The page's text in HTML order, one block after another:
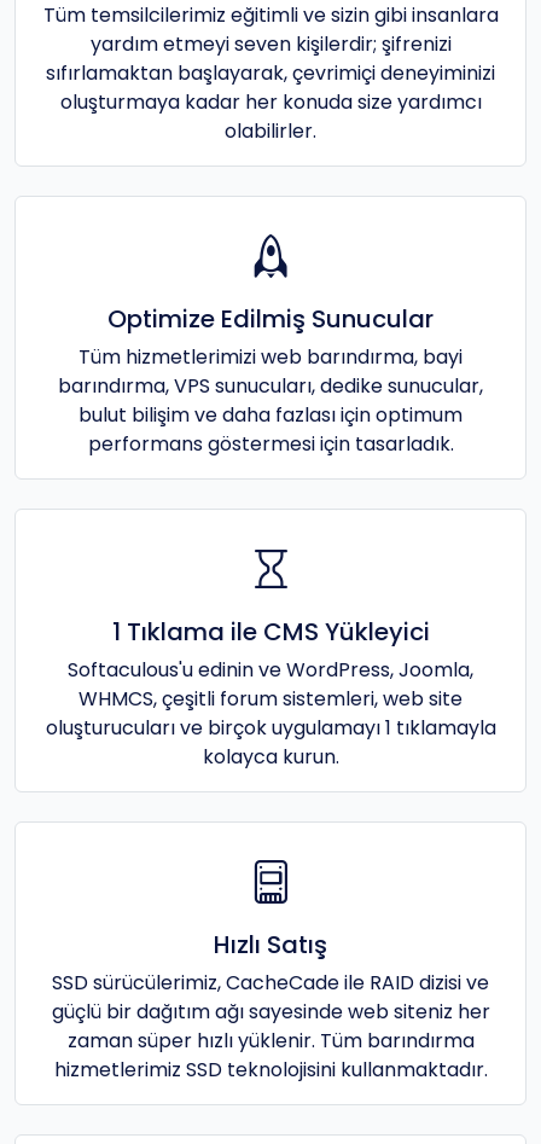
Tüm temsilcilerimiz eğitimli ve sizin gibi insanlara
yardım etmeyi seven kişilerdir; şifrenizi
sıfırlamaktan başlayarak, çevrimiçi deneyiminizi
oluşturmaya kadar her konuda size yardımcı
olabilirler.
Optimize Edilmiş Sunucular
Tüm hizmetlerimizi web barındırma, bayi
barındırma, VPS sunucuları, dedike sunucular,
bulut bilişim ve daha fazlası için optimum
performans göstermesi için tasarladık.
1 Tıklama ile CMS Yükleyici
Softaculous'u edinin ve WordPress, Joomla,
WHMCS, çeşitli forum sistemleri, web site
oluşturucuları ve birçok uygulamayı 1 tıklamayla
kolayca kurun.
Hızlı Satış
SSD sürücülerimiz, CacheCade ile RAID dizisi ve
güçlü bir dağıtım ağı sayesinde web siteniz her
zaman süper hızlı yüklenir. Tüm barındırma
hizmetlerimiz SSD teknolojisini kullanmaktadır.